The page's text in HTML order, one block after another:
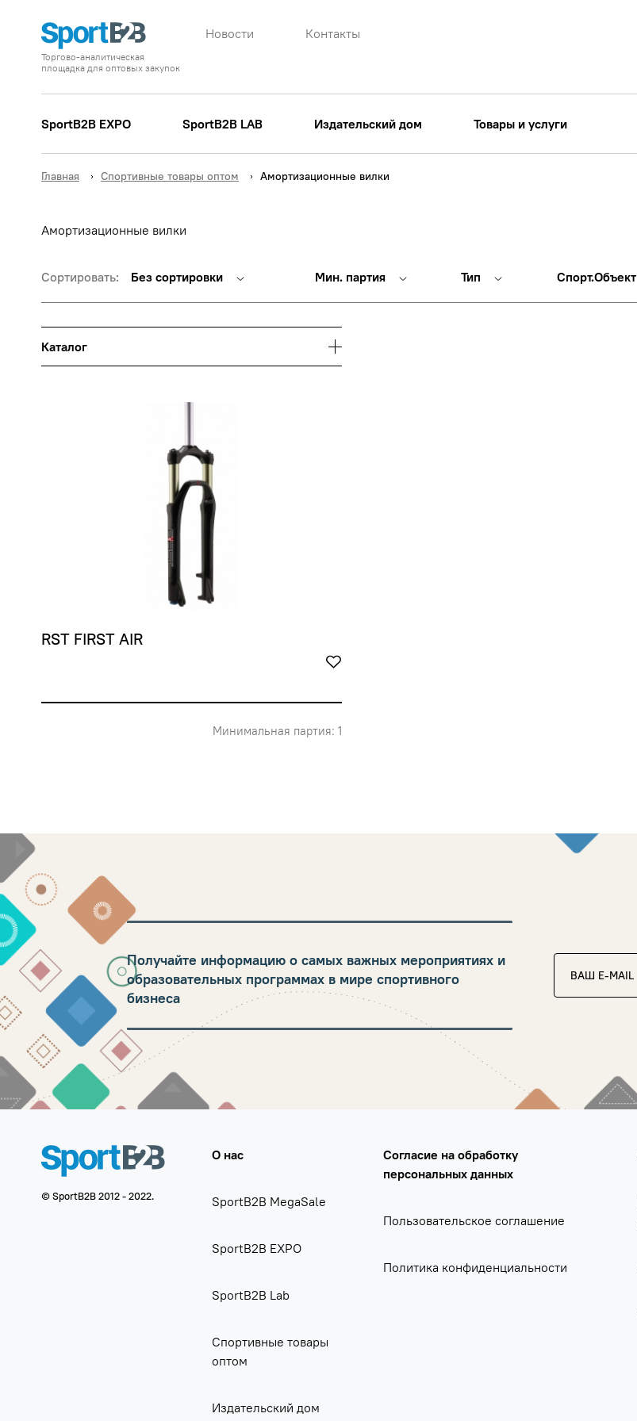
Торгово-аналитическая
площадка для оптовых закупок
Новости Контакты
SportB2B EXPO SportB2B LAB Издательский дом Товары и услуги
Главная Спортивные товары оптом Амортизационные вилки
Амортизационные вилки
Каталог
Сортировать: Без сортировки Мин. партия Тип Спорт.Объект
RST FIRST AIR
Минимальная партия: 1
Получайте информацию о самых важных мероприятиях и
образовательных программах в мире спортивного
бизнеса
© SportB2B 2012 - 2022.
О нас
SportB2B MegaSale
SportB2B EXPO
SportB2B Lab
Спортивные товары
оптом
Издательский дом
Согласие на обработку
персональных данных
Пользовательское соглашение
Политика конфиденциальности